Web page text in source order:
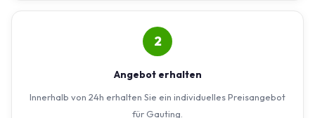
2
Angebot erhalten
Innerhalb von 24h erhalten Sie ein individuelles Preisangebot
für Gauting.